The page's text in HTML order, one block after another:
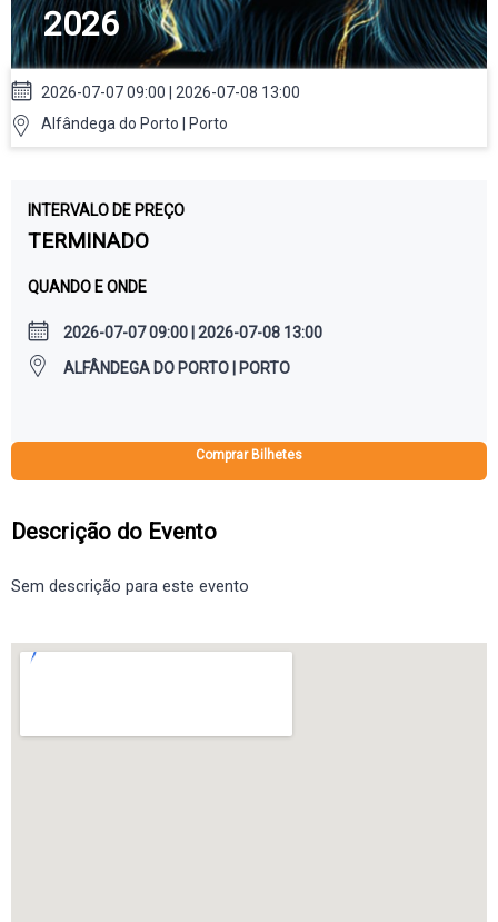
2026
2026-07-07 09:00 | 2026-07-08 13:00
Alfândega do Porto | Porto
INTERVALO DE PREÇO
TERMINADO
QUANDO E ONDE
2026-07-07 09:00 | 2026-07-08 13:00
ALFÂNDEGA DO PORTO | PORTO
Comprar Bilhetes
Descrição do Evento
Sem descrição para este evento